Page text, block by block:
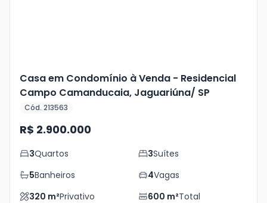
Casa em Condomínio à Venda - Residencial
Campo Camanducaia, Jaguariúna/ SP
Cód. 213563
R$ 2.900.000
3Quartos 3Suítes
5Banheiros 4Vagas
320 m²Privativo 600 m²Total